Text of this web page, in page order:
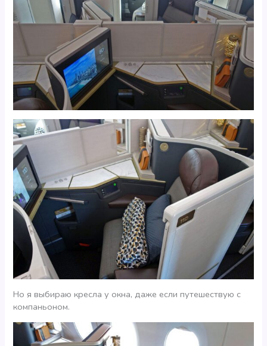
Но я выбираю кресла у окна, даже если путешествую с
компаньоном.